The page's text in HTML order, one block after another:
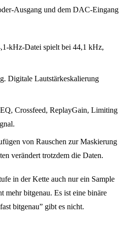
Ausgang und dem DAC-Eingang
kHz-Datei spielt bei 44,1 kHz,
Digitale Lautstärkeskalierung
Crossfeed, ReplayGain, Limiting
von Rauschen zur Maskierung
verändert trotzdem die Daten.
in der Kette auch nur ein Sample
mehr bitgenau. Es ist eine binäre
bitgenau” gibt es nicht.